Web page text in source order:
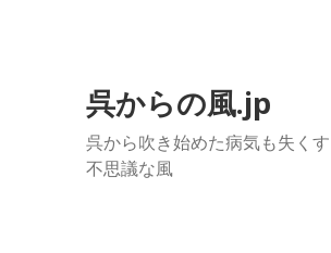
呉からの風.jp
呉から吹き始めた病気も失くす
不思議な風